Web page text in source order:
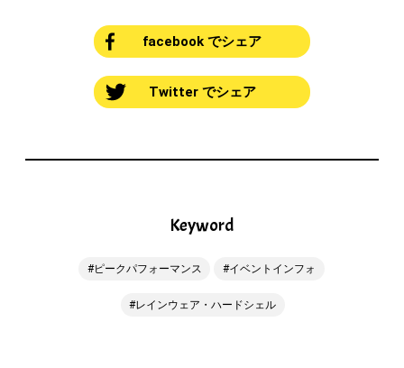
facebook でシェア
Twitter でシェア
Keyword
ピークパフォーマンス イベントインフォ
レインウェア・ハードシェル